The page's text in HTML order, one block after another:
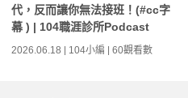
代，反而讓你無法接班！(#cc字
幕 ) | 104職涯診所Podcast
2026.06.18 | 104小編 | 60觀看數